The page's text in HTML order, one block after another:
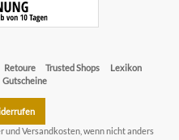
Retoure Trusted Shops
Lexikon
Gutscheine
undVersandkosten, wenn nicht anders